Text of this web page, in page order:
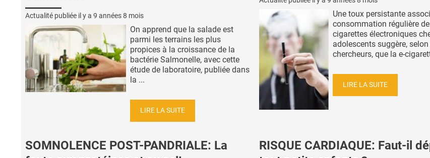
Actualité publiée il y a 9 années 8 mois
On apprend que la salade est
parmi les terrains les plus
propices à la croissance de la
bactérie Salmonelle, avec cette
étude de laboratoire, publiée dans
la ...
LIRE LA SUITE
Une toux persistante
consommation régulière de
cigarettes électroniques
adolescents suggère,
chercheurs, que la e-
LIRE LA SUITE
SOMNOLENCE POST-PANDRIALE: La
RISQUE CARDIAQUE: Faut-il